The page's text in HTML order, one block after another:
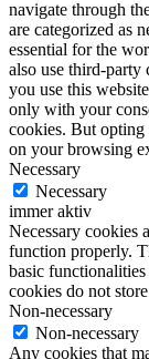
navigate through
are categorized as
essential for the
also use third-party
you use this
only with your
cookies. But opting
on your browsing
Necessary
Necessary
immer aktiv
Necessary cookies
function properly.
basic
cookies do not
Non-necessary
Non-necessary
Any cookies that